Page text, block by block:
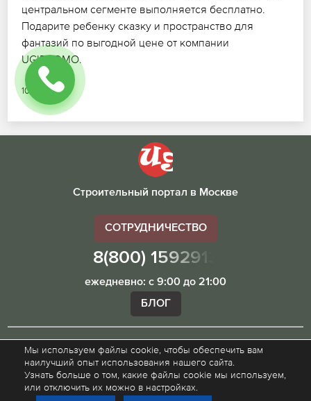
центральном сегменте выполняется бесплатно.
Подарите ребенку сказку и пространство для
фантазий по выгодной цене от компании
UGIBDDMO.
10.07.2026
Строительный портал в Москве
СОТРУДНИЧЕСТВО
8(800) 1592913
ежедневно: с 9:00 до 21:00
БЛОГ
Внимание! Наш сайт ugibddmo.ru, носит исключительно
информационный характер и не является публичной
офертой.
Мы используем файлы cookie, чтобы обеспечить вам
наилучший опыт использования нашего сайта.
Узнать больше о том, какие файлы cookie мы используем,
или отключить их можно в настройках.